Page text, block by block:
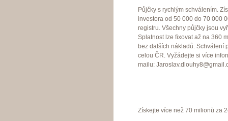
Půjčky s rychlým schválením.
investora od 50 000 do 70 000
registru. Všechny půjčky jsou
Splatnost lze fixovat až na 360
bez dalších nákladů. Schválení
celou ČR. Vyžádejte si více
mailu:
Získejte více než 70 milionů za